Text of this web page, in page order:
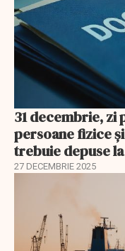
31 decembrie,
persoane fizice
trebuie depuse la
27 DECEMBRIE 2025